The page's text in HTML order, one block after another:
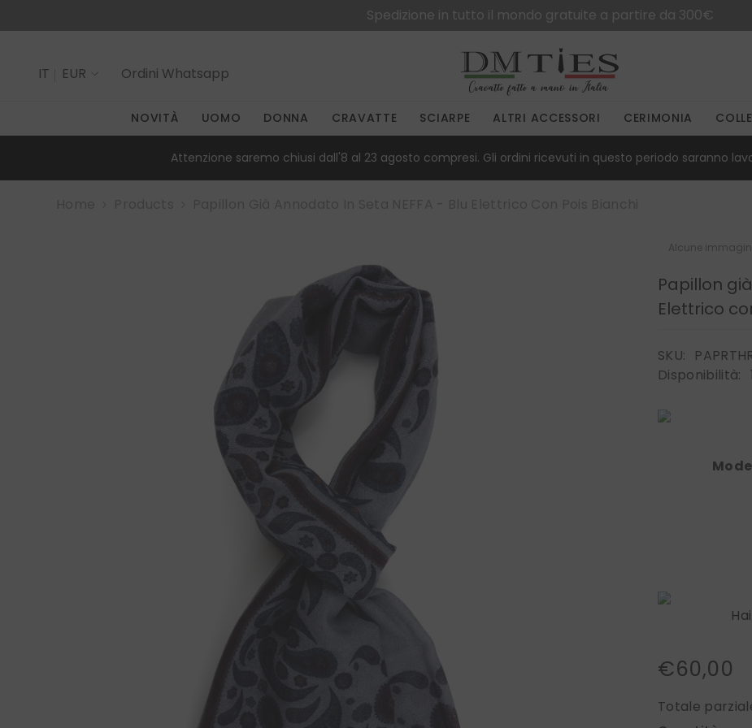
Spedizione in tutto il mondo gratuite a partire da 300€
IT
EUR Ordini Whatsapp
NOVITÀ UOMO DONNA CRAVATTE SCIARPE ALTRI ACCESSORI CERIMONIA
Attenzione saremo chiusi dall'8 al 23 agosto compresi. Gli ordini ricevuti in questo periodo saranno
Alcune
Papillon
Elettrico
SKU:
Disponibilità:
€60,00
Totale